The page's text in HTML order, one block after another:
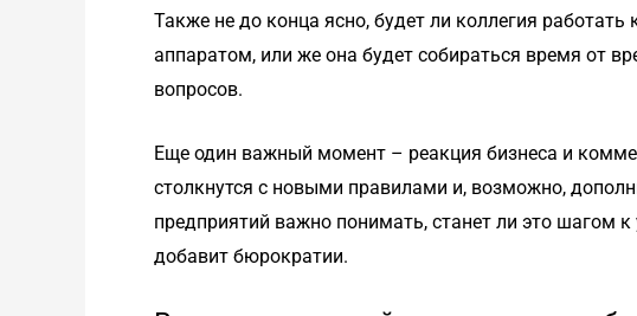
Также не до конца ясно, будет ли коллегия
аппаратом, или же она будет собираться время от
вопросов.
Еще один важный момент – реакция бизнеса и
столкнутся с новыми правилами и, возможно,
предприятий важно понимать, станет ли это шагом
добавит бюрократии.